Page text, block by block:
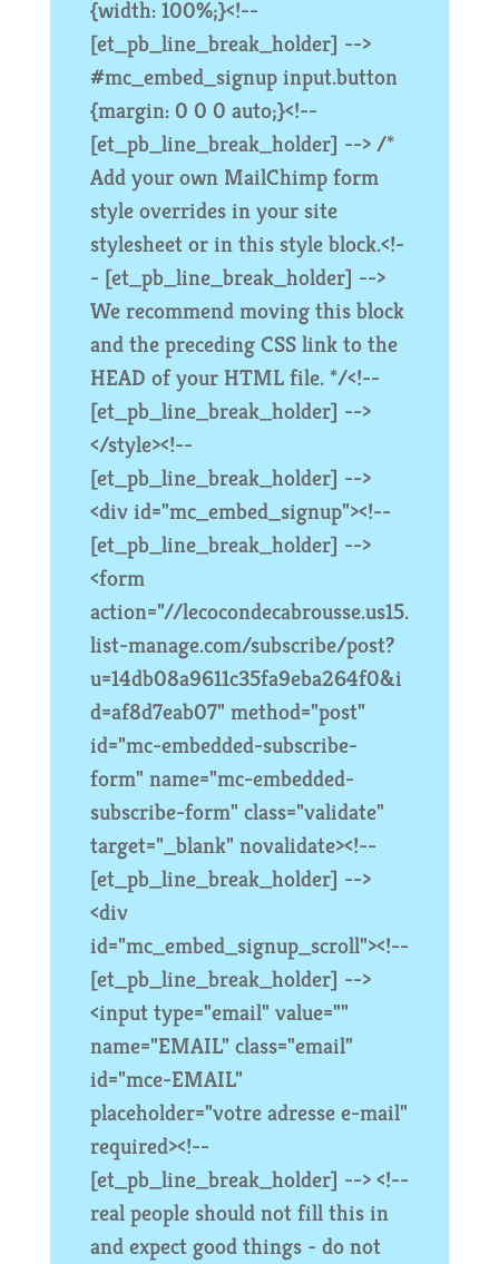
{width: 100%;}<!--
[et_pb_line_break_holder] -->
#mc_embed_signup input.button
{margin: 0 0 0 auto;}<!--
[et_pb_line_break_holder] --> /*
Add your own MailChimp form
style overrides in your site
stylesheet or in this style block.<!-
- [et_pb_line_break_holder] -->
We recommend moving this block
and the preceding CSS link to the
HEAD of your HTML file. */<!--
[et_pb_line_break_holder] -->
</style><!--
[et_pb_line_break_holder] -->
<div id="mc_embed_signup"><!--
[et_pb_line_break_holder] -->
<form
action="//lecocondecabrousse.us15.
list-manage.com/subscribe/post?
u=14db08a9611c35fa9eba264f0&i
d=af8d7eab07" method="post"
id="mc-embedded-subscribe-
form" name="mc-embedded-
subscribe-form" class="validate"
target="_blank" novalidate><!--
[et_pb_line_break_holder] -->
<div
id="mc_embed_signup_scroll"><!--
[et_pb_line_break_holder] -->
<input type="email" value=""
name="EMAIL" class="email"
id="mce-EMAIL"
placeholder="votre adresse e-mail"
required><!--
[et_pb_line_break_holder] --> <!--
real people should not fill this in
and expect good things - do not